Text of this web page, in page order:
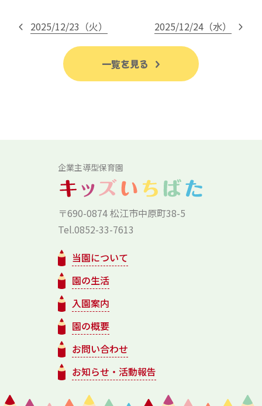
2025/12/23（火） 2025/12/24（水）
一覧を見る
企業主導型保育園
〒690-0874 松江市中原町38-5
Tel.0852-33-7613
当園について
園の生活
入園案内
園の概要
お問い合わせ
お知らせ・活動報告